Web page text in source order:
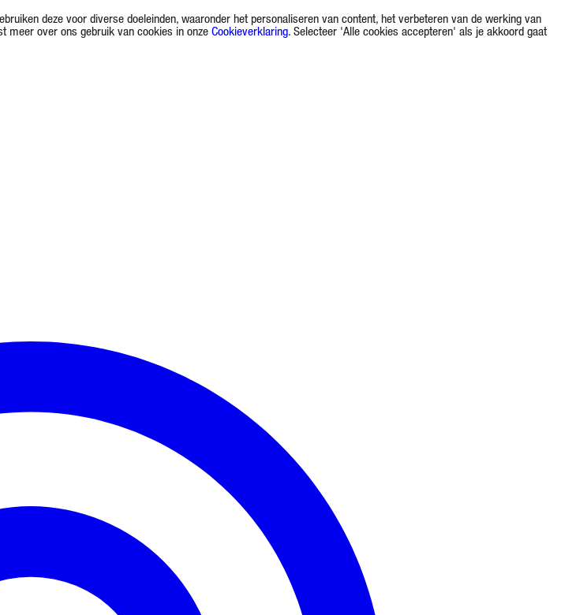
deze voor diverse doeleinden, waaronder het personaliseren van content, het verbeteren van de werking van
meer over ons gebruik van cookies in onze Cookieverklaring. Selecteer 'Alle cookies accepteren' als je akkoord gaat